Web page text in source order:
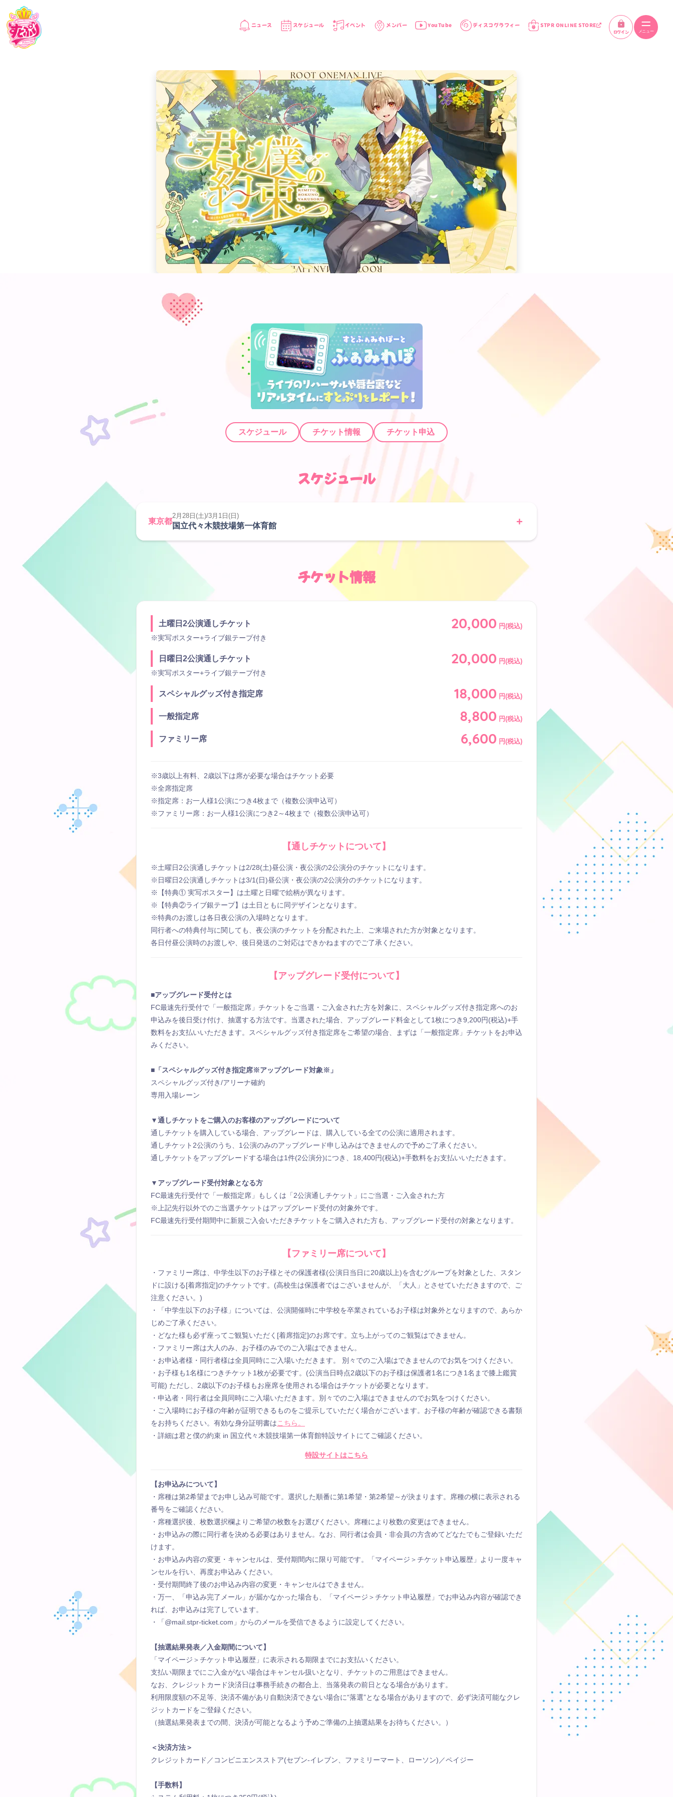
ニュース スケジュール イベント メンバー YouTube ディスコグラフィー STPR ONLINE STORE
ログイン
スケジュール チケット情報 チケット申込
スケジュール
東京都
2月28日(土)/3月1日(日)
国⽴代々⽊競技場第⼀体育館
チケット情報
⼟曜⽇2公演通しチケット 20,000 円(税込)
※実写ポスター+ライブ銀テープ付き
⽇曜⽇2公演通しチケット 20,000 円(税込)
※実写ポスター+ライブ銀テープ付き
スペシャルグッズ付き指定席 18,000 円(税込)
⼀般指定席 8,800 円(税込)
ファミリー席 6,600 円(税込)
※3歳以上有料、2歳以下は席が必要な場合はチケット必要
※全席指定席
※指定席：お一人様1公演につき4枚まで（複数公演申込可）
※ファミリー席：お一人様1公演につき2～4枚まで（複数公演申込可）
【通しチケットについて】
※⼟曜⽇2公演通しチケットは2/28(⼟)昼公演・夜公演の2公演分のチケットになります。
※⽇曜⽇2公演通しチケットは3/1(⽇)昼公演・夜公演の2公演分のチケットになります。
※【特典① 実写ポスター】は土曜と日曜で絵柄が異なります。
※【特典②ライブ銀テープ】は土日ともに同デザインとなります。
※特典のお渡しは各日夜公演の入場時となります。
同行者への特典付与に関しても、夜公演のチケットを分配された上、ご来場された方が対象となります。
各日付昼公演時のお渡しや、後日発送のご対応はできかねますのでご了承ください。
【アップグレード受付について】
■アップグレード受付とは
FC最速先行受付で「一般指定席」チケットをご当選・ご入金された方を対象に、スペシャルグッズ付き指定席へのお
申込みを後日受け付け、抽選する方法です。当選された場合、アップグレード料金として1枚につき9,200円(税込)+手
数料をお支払いいただきます。スペシャルグッズ付き指定席をご希望の場合、まずは「一般指定席」チケットをお申込
みください。
■「スペシャルグッズ付き指定席※アップグレード対象※」
スペシャルグッズ付き/アリーナ確約
専用入場レーン
▼通しチケットをご購⼊のお客様のアップグレードについて
通しチケットを購⼊している場合、アップグレードは、購⼊している全ての公演に適⽤されます。
通しチケット2公演のうち、1公演のみのアップグレード申し込みはできませんので予めご了承ください。
通しチケットをアップグレードする場合は1件(2公演分)につき、18,400円(税込)+⼿数料をお⽀払いいただきます。
▼アップグレード受付対象となる方
FC最速先行受付で「一般指定席」もしくは「2公演通しチケット」にご当選・ご入金された方
※上記先行以外でのご当選チケットはアップグレード受付の対象外です。
FC最速先行受付期間中に新規ご入会いただきチケットをご購入された方も、アップグレード受付の対象となります。
【ファミリー席について】
・ファミリー席は、中学生以下のお子様とその保護者様(公演日当日に20歳以上)を含むグループを対象とした、スタン
ドに設ける[着席指定]のチケットです。(高校生は保護者ではございませんが、「大人」とさせていただきますので、ご
注意ください。)
・「中学生以下のお子様」については、公演開催時に中学校を卒業されているお子様は対象外となりますので、あらか
じめご了承ください。
・どなた様も必ず座ってご観覧いただく[着席指定]のお席です。立ち上がってのご観覧はできません。
・ファミリー席は大人のみ、お子様のみでのご入場はできません。
・お申込者様・同⾏者様は全員同時にご⼊場いただきます。 別々でのご⼊場はできませんのでお気をつけください。
・お子様も1名様につきチケット1枚が必要です。(公演当日時点2歳以下のお子様は保護者1名につき1名まで膝上鑑賞
可能) ただし、2歳以下のお子様もお座席を使用される場合はチケットが必要となります。
・申込者・同行者は全員同時にご入場いただきます。別々でのご入場はできませんのでお気をつけください。
・ご入場時にお子様の年齢が証明できるものをご提示していただく場合がございます。お子様の年齢が確認できる書類
をお持ちください。有効な身分証明書はこちら。
・詳細は君と僕の約束 in 国⽴代々⽊競技場第⼀体育館特設サイトにてご確認ください。
特設サイトはこちら
【お申込みについて】
・席種は第2希望までお申し込み可能です。選択した順番に第1希望・第2希望～が決まります。席種の横に表示される
番号をご確認ください。
・席種選択後、枚数選択欄よりご希望の枚数をお選びください。席種により枚数の変更はできません。
・お申込みの際に同行者を決める必要はありません。なお、同行者は会員・非会員の方含めてどなたでもご登録いただ
けます。
・お申込み内容の変更・キャンセルは、受付期間内に限り可能です。「マイページ＞チケット申込履歴」より一度キャ
ンセルを行い、再度お申込みください。
・受付期間終了後のお申込み内容の変更・キャンセルはできません。
・万一、「申込み完了メール」が届かなかった場合も、「マイページ＞チケット申込履歴」でお申込み内容が確認でき
れば、お申込みは完了しています。
・「@mail.stpr-ticket.com」からのメールを受信できるように設定してください。
【抽選結果発表／入金期間について】
「マイページ＞チケット申込履歴」に表示される期限までにお支払いください。
支払い期限までにご入金がない場合はキャンセル扱いとなり、チケットのご用意はできません。
なお、クレジットカード決済日は事務手続きの都合上、当落発表の前日となる場合があります。
利用限度額の不足等、決済不備があり自動決済できない場合に“落選”となる場合がありますので、必ず決済可能なクレ
ジットカードをご登録ください。
（抽選結果発表までの間、決済が可能となるよう予めご準備の上抽選結果をお待ちください。）
＜決済方法＞
クレジットカード／コンビニエンスストア(セブン‐イレブン、ファミリーマート、ローソン)／ペイジー
【手数料】